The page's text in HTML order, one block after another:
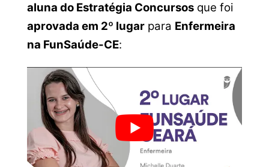
aluna do Estratégia Concursosque foi
aprovada em 2º lugarpara Enfermeira
na FunSaúde-CE: